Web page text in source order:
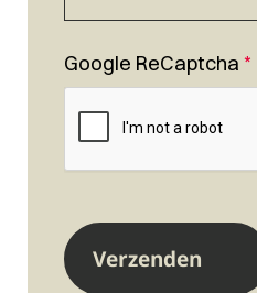
Google ReCaptcha *